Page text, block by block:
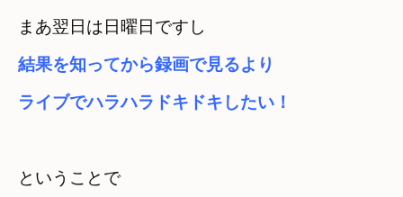
まあ翌日は日曜日ですし
結果を知ってから録画で見るより
ライブでハラハラドキドキしたい！
ということで